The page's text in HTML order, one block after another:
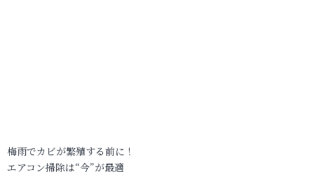
梅雨でカビが繁殖する前に！
エアコン掃除は“今”が最適